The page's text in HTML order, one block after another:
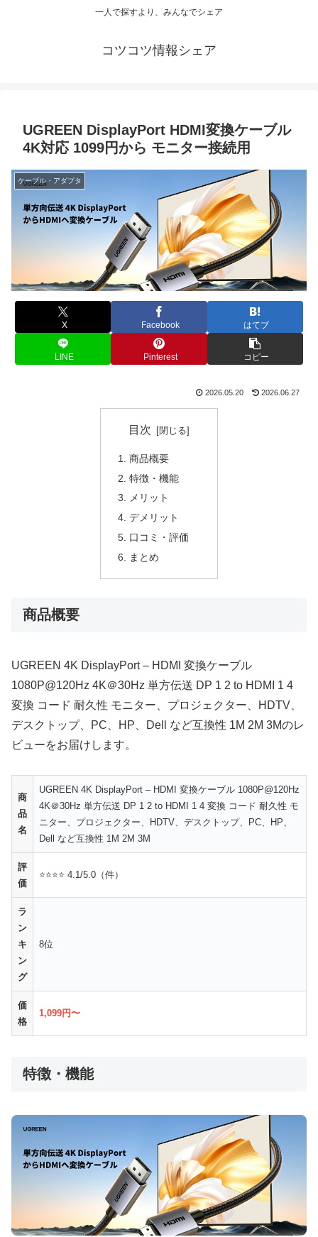
一人で探すより、みんなでシェア
コツコツ情報シェア
UGREEN DisplayPort HDMI変換ケーブル
4K対応 1099円から モニター接続用
ケーブル・アダプタ
X Facebook はてブ
LINE Pinterest コピー
2026.05.20 2026.06.27
目次
商品概要
特徴・機能
メリット
デメリット
口コミ・評価
まとめ
商品概要
UGREEN 4K DisplayPort – HDMI 変換ケーブル
1080P@120Hz 4K＠30Hz 単方伝送 DP 1 2 to HDMI 1 4
変換 コード 耐久性 モニター、プロジェクター、HDTV、
デスクトップ、PC、HP、Dell など互換性 1M 2M 3Mのレ
ビューをお届けします。
商
品
名
UGREEN 4K DisplayPort – HDMI 変換ケーブル 1080P@120Hz
4K＠30Hz 単方伝送 DP 1 2 to HDMI 1 4 変換 コード 耐久性 モ
ニター、プロジェクター、HDTV、デスクトップ、PC、HP、
Dell など互換性 1M 2M 3M
評
価
⭐⭐⭐⭐ 4.1/5.0（件）
ラ
ン
キ
ン
グ
8位
価
格
1,099円〜
特徴・機能